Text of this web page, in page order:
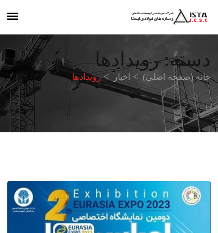
دسته:رویدادها
خانه (صفحه اصلی) اخبار رویدادها